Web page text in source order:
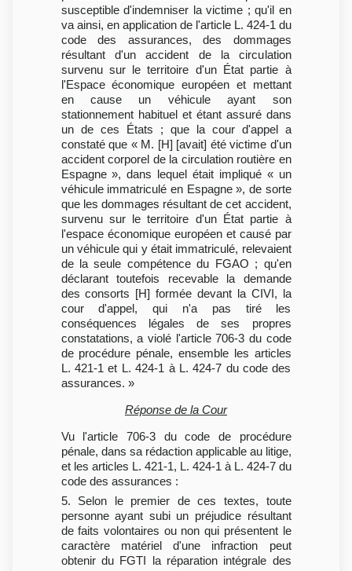
susceptible d'indemniser la victime ; qu'il en
va ainsi, en application de l'article L. 424-1 du
code des assurances, des dommages
résultant d'un accident de la circulation
survenu sur le territoire d'un État partie à
l'Espace économique européen et mettant
en cause un véhicule ayant son
stationnement habituel et étant assuré dans
un de ces États ; que la cour d'appel a
constaté que « M. [H] [avait] été victime d'un
accident corporel de la circulation routière en
Espagne », dans lequel était impliqué « un
véhicule immatriculé en Espagne », de sorte
que les dommages résultant de cet accident,
survenu sur le territoire d'un État partie à
l'espace économique européen et causé par
un véhicule qui y était immatriculé, relevaient
de la seule compétence du FGAO ; qu'en
déclarant toutefois recevable la demande
des consorts [H] formée devant la CIVI, la
cour d'appel, qui n'a pas tiré les
conséquences légales de ses propres
constatations, a violé l'article 706-3 du code
de procédure pénale, ensemble les articles
L. 421-1 et L. 424-1 à L. 424-7 du code des
assurances. »
Réponse de la Cour
Vu l'article 706-3 du code de procédure
pénale, dans sa rédaction applicable au litige,
et les articles L. 421-1, L. 424-1 à L. 424-7 du
code des assurances :
5. Selon le premier de ces textes, toute
personne ayant subi un préjudice résultant
de faits volontaires ou non qui présentent le
caractère matériel d'une infraction peut
obtenir du FGTI la réparation intégrale des